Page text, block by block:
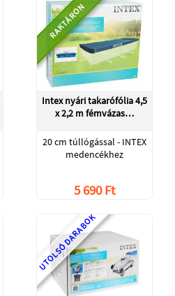
RAKTÁRON
Intex nyári takarófólia 4,5
x 2,2 m fémvázas…
20 cm túllógással - INTEX
medencékhez
5 690 Ft
UTOLSÓ DARABOK